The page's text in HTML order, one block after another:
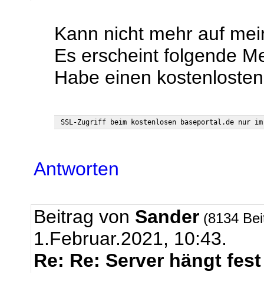
Kann nicht mehr auf
Es erscheint folgende
Habe einen
Antworten
Beitrag von Sander (8134
1.Februar.2021, 10:43.
Re: Re: Server hängt fest